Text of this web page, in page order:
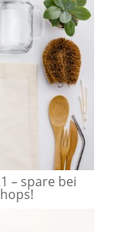
– spare bei